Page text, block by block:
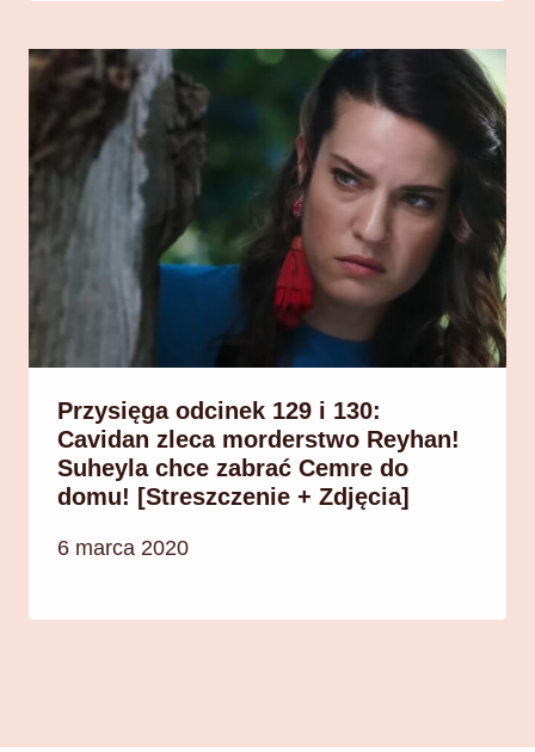
Przysięga odcinek 129 i 130:
Cavidan zleca morderstwo Reyhan!
Suheyla chce zabrać Cemre do
domu! [Streszczenie + Zdjęcia]
6 marca 2020